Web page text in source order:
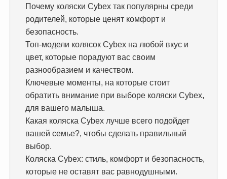
Почему коляски Cybex так популярны среди
родителей, которые ценят комфорт и
безопасность.
Топ-модели колясок Cybex на любой вкус и
цвет, которые порадуют вас своим
разнообразием и качеством.
Ключевые моменты, на которые стоит
обратить внимание при выборе коляски Cybex,
для вашего малыша.
Какая коляска Cybex лучше всего подойдет
вашей семье?, чтобы сделать правильный
выбор.
Коляска Cybex: стиль, комфорт и безопасность,
которые не оставят вас равнодушными.